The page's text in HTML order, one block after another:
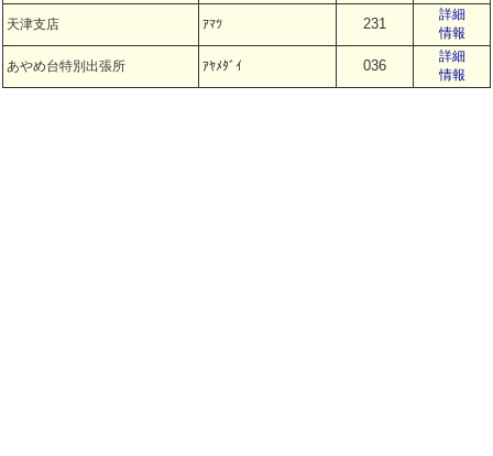
天津支店 ｱﾏﾂ 231
詳細
情報
あやめ台特別出張所 ｱﾔﾒﾀﾞｲ 036
詳細
情報